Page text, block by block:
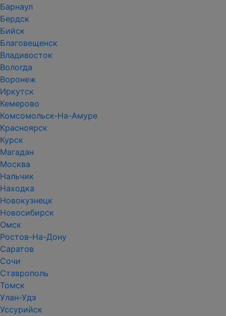
Барнаул
Бердск
Бийск
Благовещенск
Владивосток
Вологда
Воронеж
Иркутск
Кемерово
Комсомольск-На-Амуре
Красноярск
Курск
Магадан
Москва
Нальчик
Находка
Новокузнецк
Новосибирск
Омск
Ростов-На-Дону
Саратов
Сочи
Ставрополь
Томск
Улан-Удэ
Уссурийск